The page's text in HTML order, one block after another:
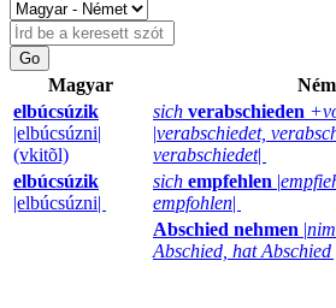
Magyar
elbúcsúzik
|elbúcsúzni|
(vkitõl)
sich verabschieden
|verabschiedet,
verabschiedet|
elbúcsúzik
|elbúcsúzni|
sich empfehlen |
empfohlen|
Abschied nehmen |
Abschied, hat Abschied